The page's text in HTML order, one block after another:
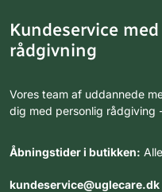
Kundeservice
rådgivning
Vores team af uddannede
dig med personlig rådgiving
Åbningstider i butikken:
kundeservice@uglecare.dk